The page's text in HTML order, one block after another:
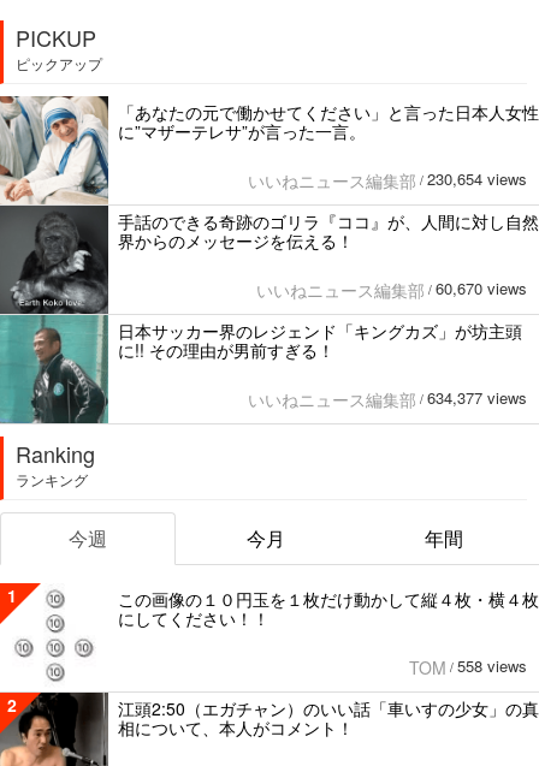
PICKUP
ピックアップ
「あなたの元で働かせてください」と言った日本人女性
に”マザーテレサ”が言った一言。
いいねニュース編集部 / 230,654 views
手話のできる奇跡のゴリラ『ココ』が、人間に対し自然
界からのメッセージを伝える！
いいねニュース編集部 / 60,670 views
日本サッカー界のレジェンド「キングカズ」が坊主頭
に!! その理由が男前すぎる！
いいねニュース編集部 / 634,377 views
Ranking
ランキング
今週 今月 年間
1
この画像の１０円玉を１枚だけ動かして縦４枚・横４枚
にしてください！！
TOM / 558 views
2
江頭2:50（エガチャン）のいい話「車いすの少女」の真
相について、本人がコメント！